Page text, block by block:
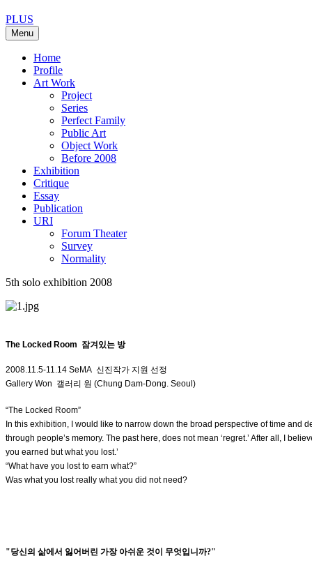
PLUS
Menu
Home
Profile
Art Work
Project
Series
Perfect Family
Public Art
Object Work
Before 2008
Exhibition
Critique
Essay
Publication
URI
Forum Theater
Survey
Normality
5th solo exhibition 2008
The Locked Room 잠겨있는 방
2008.11.5-11.14 SeMA 신진작가 지원 선정
Gallery Won 갤러리 원 (Chung Dam-Dong. Seoul)
“The Locked Room”
In this exhibition, I would like to narrow down the broad perspective of time and
through people’s memory. The past here, does not mean ‘regret.’ After all, I
you earned but what you lost.’
“What have you lost to earn what?”
Was what you lost really what you did not need?
"당신의 삶에서 잃어버린 가장 아쉬운 것이 무엇입니까?"